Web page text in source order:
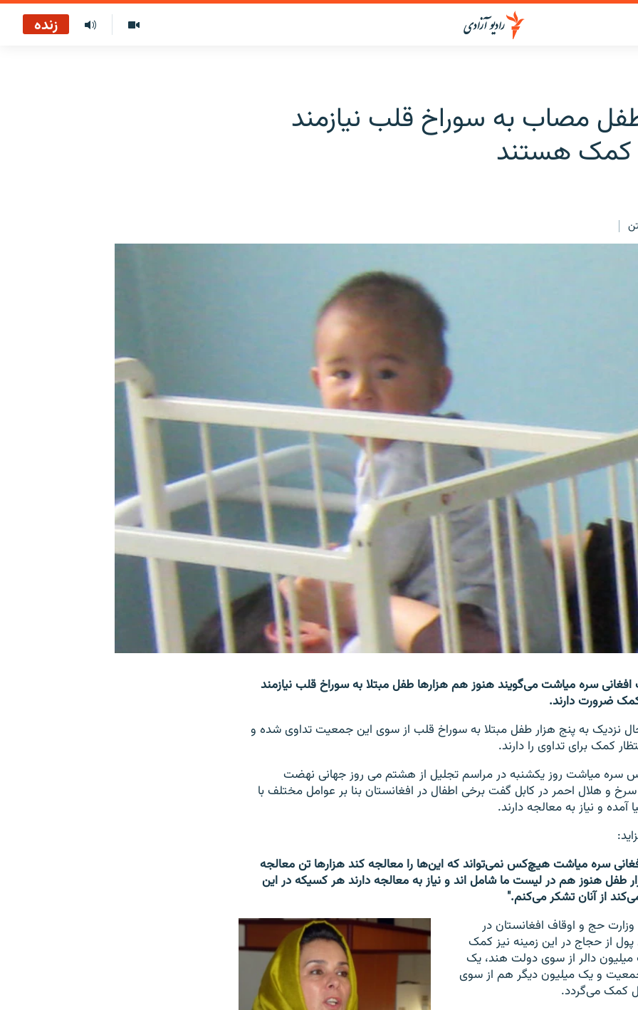
زنده
مصاب به سوراخ قلب نیازمند
کمک هستند
سره میاشت می‌گویند هنوز هم هزارها طفل مبتلا به سوراخ قلب نیازمند
ضرورت دارند.
نزدیک به پنج هزار طفل مبتلا به سوراخ قلب از سوی این جمعیت تداوی شده و
کمک برای تداوی را دارند.
سره میاشت روز یکشنبه در مراسم تجلیل از هشتم می روز جهانی نهضت
و هلال احمر در کابل گفت برخی اطفال در افغانستان بنا بر عوامل مختلف با
آمده و نیاز به معالجه دارند.
سره میاشت هیچ‌کس نمی‌تواند که این‌ها را معالجه کند هزارها تن معالجه
طفل هنوز هم در لیست ما شامل اند و نیاز به معالجه دارند هر کسیکه در این
از آنان تشکر می‌کنم."
حج و اوقاف افغانستان در
از حجاج در این زمینه نیز کمک
میلیون دالر از سوی دولت هند، یک
و یک میلیون دیگر هم از سوی
کمک می‌گردد.